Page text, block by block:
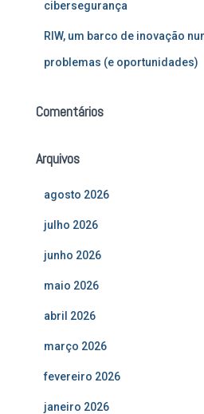
cibersegurança
RIW, um barco de inovação
problemas (e oportunidades)
Comentários
Arquivos
agosto 2026
julho 2026
junho 2026
maio 2026
abril 2026
março 2026
fevereiro 2026
janeiro 2026